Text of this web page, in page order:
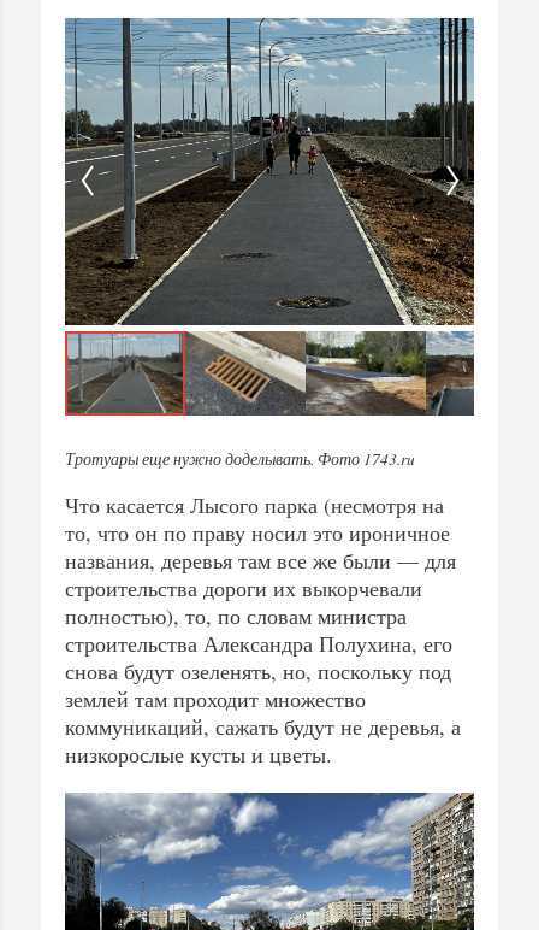
Тротуары еще нужно доделывать. Фото 1743.ru
Что касается Лысого парка (несмотря на
то, что он по праву носил это ироничное
названия, деревья там все же были — для
строительства дороги их выкорчевали
полностью), то, по словам министра
строительства Александра Полухина, его
снова будут озеленять, но, поскольку под
землей там проходит множество
коммуникаций, сажать будут не деревья, а
низкорослые кусты и цветы.